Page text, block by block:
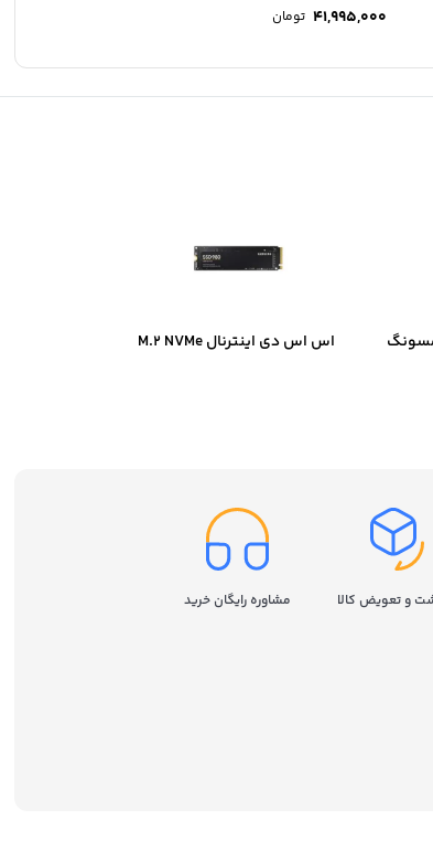
41,995,000 تومان
اس اس دی اینترنال M.2 NVMe
و تعویض کالا مشاوره رایگان خرید